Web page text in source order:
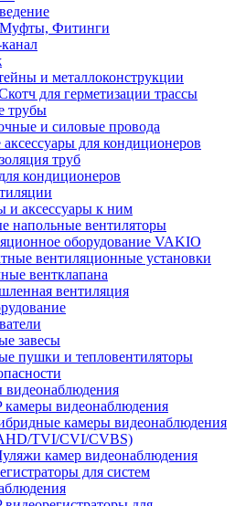
Фитинги
и металлоконструкции
для герметизации трассы
трубы
и силовые провода
для кондиционеров
труб
кондиционеров
и аксессуары к ним
напольные вентиляторы
оборудование VAKIO
вентиляционные установки
вентклапана
вентиляция
завесы
пушки и тепловентиляторы
камеры видеонаблюдения
камеры видеонаблюдения
TVI/CVI/CVBS)
камер видеонаблюдения
для систем